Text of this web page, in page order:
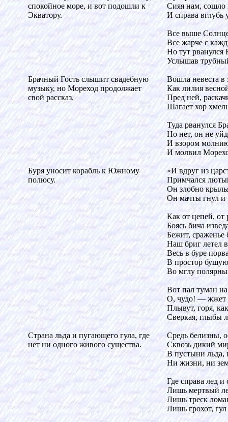
спокойное море, и вот подошли к
Экватору.
Сияя нам, сошло
И справа вглубь
Все выше
Все жарче с
Но тут рванулся
Услышав
Брачный Гость слышит свадебную
музыку, но Мореход продолжает
свой рассказ.
Вошла невеста в
Как лилия
Пред ней,
Шагает хор
Туда рванулся
Но нет, он не
И взором
И молвил
Буря уносит корабль к Южному
полюсу.
«И вдруг из
Примчался
Он злобно
Он мачты гнул и
Как от цепей, от
Боясь бича
Бежит, сраженье
Наш бриг летел
Весь в буре
В простор
Во мглу
Вот пал туман
О, чудо! — жжет
Плывут, горя,
Сверкая, глыбы
Страна льда и пугающего гула, где
нет ни одного живого существа.
Средь белизны,
Сквозь дикий
В пустыни льда,
Ни жизни, ни
Где справа лед и
Лишь мертвый
Лишь треск
Лишь грохот,